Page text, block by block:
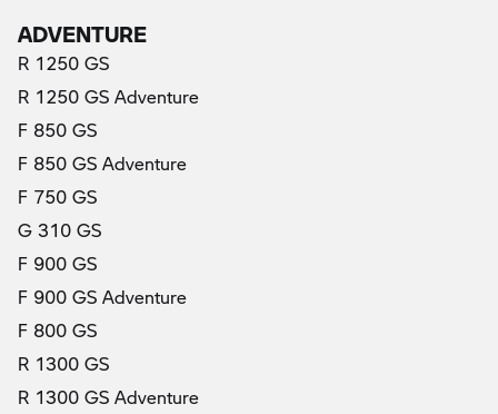
ADVENTURE
R 1250 GS
R 1250 GS Adventure
F 850 GS
F 850 GS Adventure
F 750 GS
G 310 GS
F 900 GS
F 900 GS Adventure
F 800 GS
R 1300 GS
R 1300 GS Adventure